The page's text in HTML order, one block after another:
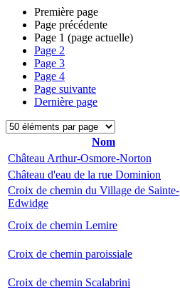
Première page
Page précédente
Page 1 (page actuelle)
Page 2
Page 3
Page 4
Page suivante
Dernière page
Nom
Château Arthur-Osmore-Norton
Château d'eau de la rue Dominion
Croix de chemin du Village de Sainte-
Edwidge
Croix de chemin Lemire
Croix de chemin paroissiale
Croix de chemin Scalabrini